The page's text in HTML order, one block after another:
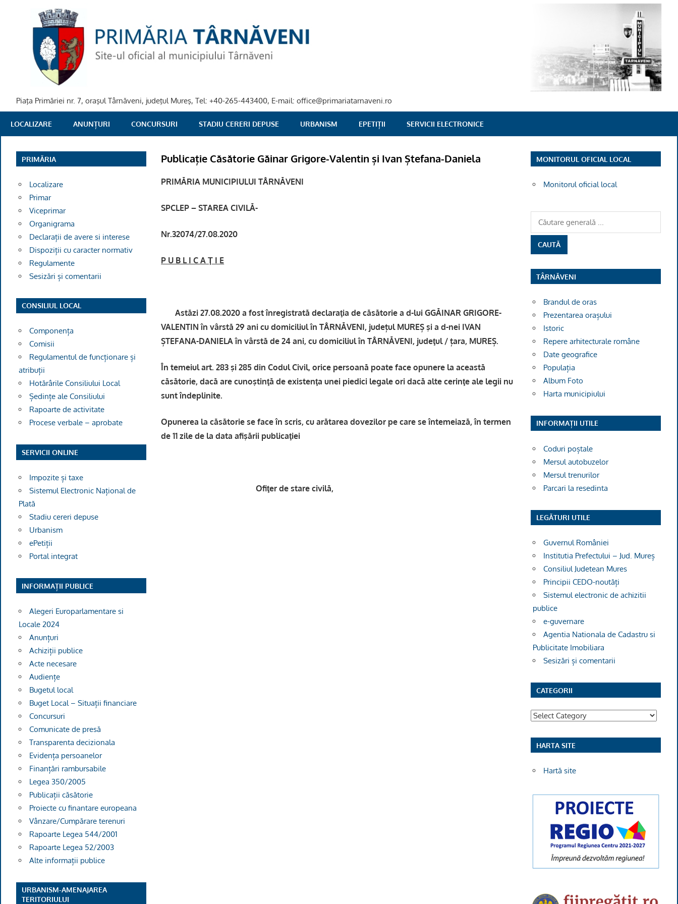
PRIMARIA
TARNAVENI
Piaţa Primăriei nr. 7, oraşul Târnăveni, judeţul Mureş, Tel: +40-265-443400, E-mail: office@primariatarnaveni.ro
LOCALIZARE ANUNȚURI CONCURSURI STADIU CERERI DEPUSE URBANISM EPETIȚII SERVICII ELECTRONICE
Publicație Căsătorie Găinar Grigore-Valentin și Ivan Ștefana-Daniela
PRIMĂRIA MUNICIPIULUI TÂRNĂVENI
SPCLEP – STAREA CIVILĂ-
Nr.32074/27.08.2020
P U B L I C A Ţ I E
Astăzi 27.08.2020 a fost înregistrată declaraţia de căsătorie a d-lui GGĂINAR GRIGORE-
VALENTIN în vârstă 29 ani cu domiciliul în TÂRNĂVENI, județul MUREȘ şi a d-nei IVAN
ȘTEFANA-DANIELA în vârstă de 24 ani, cu domiciliul în TÂRNĂVENI, judeţul / țara, MUREȘ.
În temeiul art. 283 şi 285 din Codul Civil, orice persoană poate face opunere la această
căsătorie, dacă are cunoştinţă de existenţa unei piedici legale ori dacă alte cerinţe ale legii nu
sunt îndeplinite.
Opunerea la căsătorie se face în scris, cu arătarea dovezilor pe care se întemeiază, în termen
de 11 zile de la data afişării publicaţiei
Ofiţer de stare civilă,
PRIMĂRIA
Localizare
Primar
Viceprimar
Organigrama
Declarații de avere si interese
Dispoziții cu caracter normativ
Regulamente
Sesizări și comentarii
CONSILIUL LOCAL
Componența
Comisii
Regulamentul de funcționare și
atribuții
Hotărârile Consiliului Local
Ședințe ale Consiliului
Rapoarte de activitate
Procese verbale – aprobate
SERVICII ONLINE
Impozite și taxe
Sistemul Electronic Național de
Plată
Stadiu cereri depuse
Urbanism
ePetiții
Portal integrat
INFORMAȚII PUBLICE
Alegeri Europarlamentare si
Locale 2024
Anunțuri
Achiziții publice
Acte necesare
Audiențe
Bugetul local
Buget Local – Situații financiare
Concursuri
Comunicate de presă
Transparenta decizionala
Evidența persoanelor
Finanțări rambursabile
Legea 350/2005
Publicații căsătorie
Proiecte cu finantare europeana
Vânzare/Cumpărare terenuri
Rapoarte Legea 544/2001
Rapoarte Legea 52/2003
Alte informații publice
URBANISM-AMENAJAREA
TERITORIULUI
MONITORUL OFICIAL LOCAL
Monitorul oficial local
TÂRNĂVENI
Brandul de oras
Prezentarea orașului
Istoric
Repere arhitecturale române
Date geografice
Populația
Album Foto
Harta municipiului
INFORMAȚII UTILE
Coduri poștale
Mersul autobuzelor
Mersul trenurilor
Parcari la resedinta
LEGĂTURI UTILE
Guvernul României
Institutia Prefectului – Jud. Mureș
Consiliul Judetean Mures
Principii CEDO-noutăți
Sistemul electronic de achizitii
publice
e-guvernare
Agentia Nationala de Cadastru si
Publicitate Imobiliara
Sesizări și comentarii
CATEGORII
Categorii
HARTA SITE
Hartă site